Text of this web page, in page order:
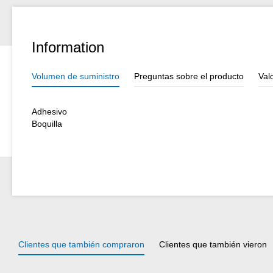
Information
Volumen de suministro Preguntas sobre el producto
Adhesivo
Boquilla
Clientes que también compraron Clientes que también vieron